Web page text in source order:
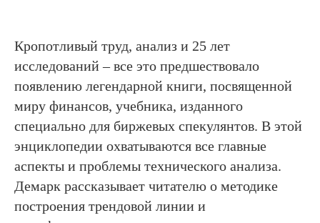
Кропотливый труд, анализ и 25 лет
исследований – все это предшествовало
появлению легендарной книги, посвященной
миру финансов, учебника, изданного
специально для биржевых спекулянтов. В этой
энциклопедии охватываются все главные
аспекты и проблемы технического анализа.
Демарк рассказывает читателю о методике
построения трендовой линии и